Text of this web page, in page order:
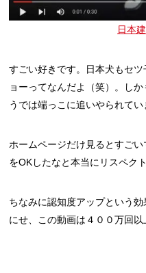
日本
すごい好きです。日本犬もセ
ョーってなんだよ（笑）。し
うでは端っこに追いやられてい
ホームページだけ見るとすご
をOKしたなと本当にリスペクト
ちなみに認知度アップという
にせ、この動画は４００万回以